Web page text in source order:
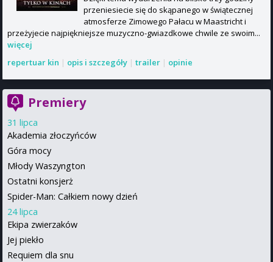
przeniesiecie się do skąpanego w świątecznej
atmosferze Zimowego Pałacu w Maastricht i
przeżyjecie najpiękniejsze muzyczno-gwiazdkowe chwile ze swoim...
więcej
repertuar kin | opis i szczegóły | trailer | opinie
Premiery
31 lipca
Akademia złoczyńców
Góra mocy
Młody Waszyngton
Ostatni konsjerż
Spider-Man: Całkiem nowy dzień
24 lipca
Ekipa zwierzaków
Jej piekło
Requiem dla snu